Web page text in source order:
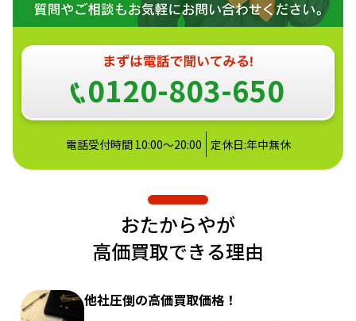
0120-803-650
電話受付時間 10:00～20:00 定休日:年中無休
おたからやが
高価買取できる理由
他社圧倒の高価買取価格！